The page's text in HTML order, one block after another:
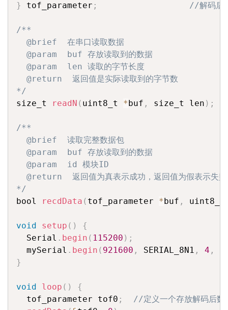
}
tof_parameter ; //解码后
/**
  @brief  在串口读取数据
  @param  buf 存放读取到的数据
  @param  len 读取的字节长度
  @return  返回值是实际读取到的字节数
*/
size_t
readN ( uint8_t * buf , size_t len ) ;
/**
  @brief  读取完整数据包
  @param  buf 存放读取到的数据
  @param  id 模块ID
  @return  返回值为真表示成功，返回值为假表示失败
*/
bool
recdData ( tof_parameter * buf ,
void setup ( )
{
  Serial
. begin ( 115200 ) ;
  mySerial
. begin ( 921600 , SERIAL_8N1 , 4 ,
}
void loop ( )
{
  tof_parameter tof0
;
//定义一个存放解码后数